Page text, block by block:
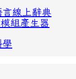
言線上辭典
組產生器
學